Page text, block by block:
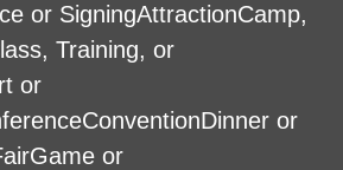
or SigningAttractionCamp,
Training, or
or
or
or